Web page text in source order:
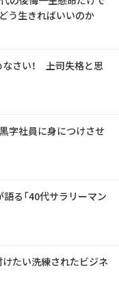
う生きればいいのか
さい！ ――上司失格と思
黒字社員に身につけさせ
る「40代サラリーマン
たい洗練されたビジネ